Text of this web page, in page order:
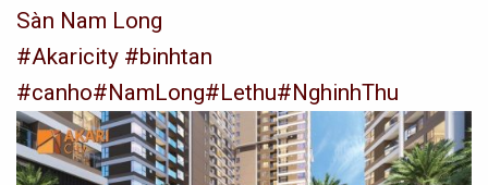
Sàn Nam Long
#Akaricity #binhtan
#canho#NamLong#Lethu#NghinhThu